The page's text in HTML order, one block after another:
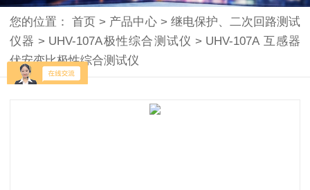
您的位置：首页 > 产品中心 > 继电保护、二次回路测试
仪器 > UHV-107A极性综合测试仪 > UHV-107A 互感器
伏安变比极性综合测试仪